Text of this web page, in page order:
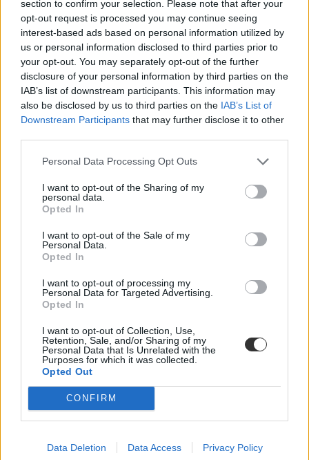
section to confirm your selection. Please note that after your
opt-out request is processed you may continue seeing
interest-based ads based on personal information utilized by
us or personal information disclosed to third parties prior to
your opt-out. You may separately opt-out of the further
disclosure of your personal information by third parties on the
IAB’s list of downstream participants. This information may
also be disclosed by us to third parties on the IAB’s List of
Downstream Participants that may further disclose it to other
Personal Data Processing Opt Outs
I want to opt-out of the Sharing of my
personal data.
Opted In
I want to opt-out of the Sale of my
Personal Data.
Opted In
I want to opt-out of processing my
Personal Data for Targeted Advertising.
Opted In
I want to opt-out of Collection, Use,
Retention, Sale, and/or Sharing of my
Personal Data that Is Unrelated with the
Purposes for which it was collected.
Opted Out
CONFIRM
Data Deletion Data Access Privacy Policy
Reagált a BRFK: törvényes volt a könnygáz
használata a hétfői kordonbontásnál
"Jogszerű, szakszerű és arányos" volt a rendőri intézkedés a hétfői
Közoktatás
Székács Linda
Könnygázt vetett be a rendőrség a Karmelitánál
tüntető diákok ellen
A tüntetők a Belügyminisztériumtól a Karmelita kolostorhoz
vonultak, ahol aztán kordonbontásba kezdtek.
Közoktatás